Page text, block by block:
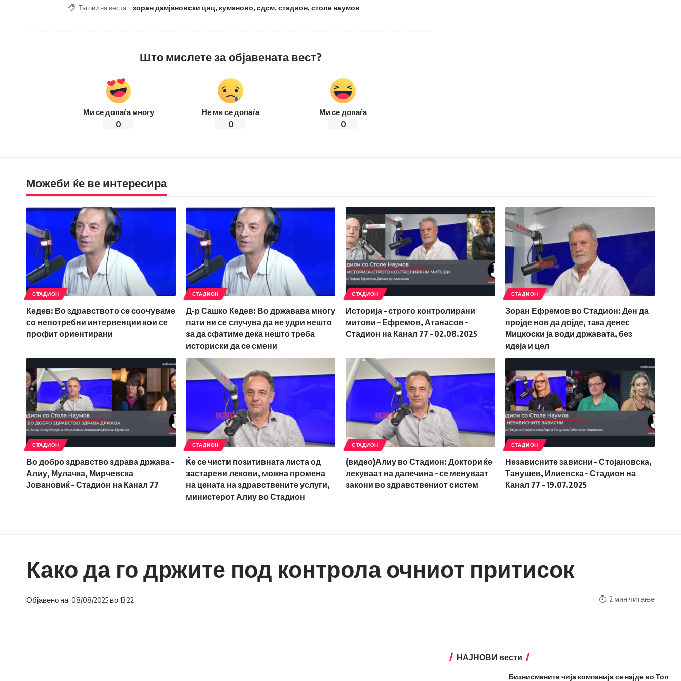
Тагови на веста: зоран дамјановски циц, куманово, сдсм, стадион, столе наумов
Што мислете за објавената вест?
Ми се допаѓа многу
0
Не ми се допаѓа
0
Ми се допаѓа
0
Можеби ќе ве интересира
СТАДИОН
Кедев: Во здравството се соочуваме
со непотребни интервенции кои се
профит ориентирани
СТАДИОН
Д-р Сашко Кедев: Во државава многу
пати ни се случува да не удри нешто
за да сфатиме дека нешто треба
историски да се смени
СТАДИОН
Историја – строго контролирани
митови – Ефремов, Атанасов –
Стадион на Канал 77 – 02.08.2025
СТАДИОН
Зоран Ефремов во Стадион: Ден да
пројде нов да дојде, така денес
Мицкоски ја води државата, без
идеја и цел
СТАДИОН
Во добро здравство здрава држава –
Алиу, Мулачка, Мирчевска
Јовановиќ – Стадион на Канал 77
СТАДИОН
Ќе се чисти позитивната листа од
застарени лекови, можна промена
на цената на здравствените услуги,
министерот Алиу во Стадион
СТАДИОН
(видео)Алиу во Стадион: Доктори ќе
лекуваат на далечина – се менуваат
закони во здравствениот систем
СТАДИОН
Независните зависни – Стојановска,
Танушев, Илиевска – Стадион на
Канал 77 – 19.07.2025
Како да го држите под контрола очниот притисок
Објавено на: 08/08/2025 во 13:22 2 мин читање
НАЈНОВИ вести
Бизнисмените чија компанија се најде во Топ